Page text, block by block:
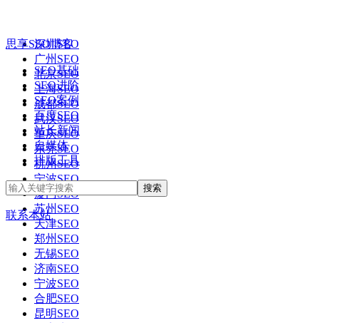
思享SEO博客
SEO基础
SEO进阶
SEO案例
百度SEO
站长新闻
自媒体
排版工具
联系本站
深圳SEO
广州SEO
北京SEO
上海SEO
成都SEO
武汉SEO
重庆SEO
东莞SEO
杭州SEO
宁波SEO
厦门SEO
苏州SEO
天津SEO
郑州SEO
无锡SEO
济南SEO
宁波SEO
合肥SEO
昆明SEO